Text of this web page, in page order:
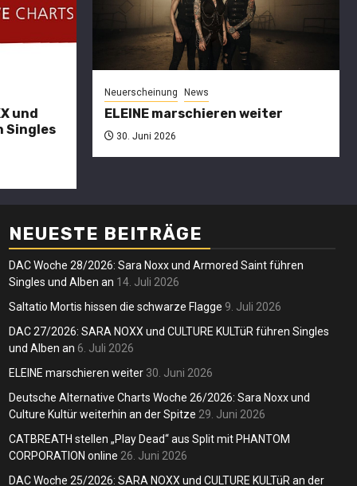
und
Singles
Neuerscheinung News
ELEINE marschieren weiter
30. Juni 2026
2026:
NOXX
und
an
ELEINE
marschieren
weiter
Andreas 30. Juni 2026
NEUESTE BEITRÄGE
DAC Woche 28/2026: Sara Noxx und Armored Saint führen
Singles und Alben an 14. Juli 2026
Saltatio Mortis hissen die schwarze Flagge 9. Juli 2026
DAC 27/2026: SARA NOXX und CULTURE KULTüR führen Singles
und Alben an 6. Juli 2026
ELEINE marschieren weiter 30. Juni 2026
Deutsche Alternative Charts Woche 26/2026: Sara Noxx und
Culture Kultür weiterhin an der Spitze 29. Juni 2026
CATBREATH stellen „Play Dead“ aus Split mit PHANTOM
CORPORATION online 26. Juni 2026
DAC Woche 25/2026: SARA NOXX und CULTURE KULTüR an der